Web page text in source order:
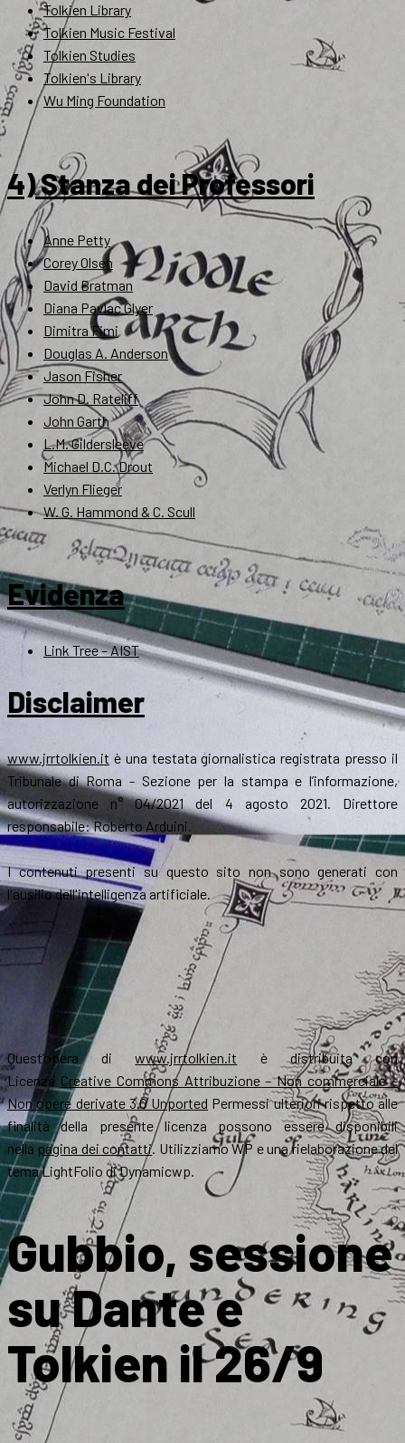
Tolkien Library
Tolkien Music Festival
Tolkien Studies
Tolkien's Library
Wu Ming Foundation
4) Stanza dei Professori
Anne Petty
Corey Olsen
David Bratman
Diana Pavlac Glyer
Dimitra Fimi
Douglas A. Anderson
Jason Fisher
John D. Rateliff
John Garth
L.M. Gildersleeve
Michael D.C. Drout
Verlyn Flieger
W. G. Hammond & C. Scull
Evidenza
Link Tree – AIST
Disclaimer
www.jrrtolkien.it è una testata giornalistica registrata presso il
Tribunale di Roma - Sezione per la stampa e l’informazione,
autorizzazione n° 04/2021 del 4 agosto 2021. Direttore
responsabile: Roberto Arduini.
I contenuti presenti su questo sito non sono generati con
l'ausilio dell'intelligenza artificiale.
Quest’opera diwww.jrrtolkien.it è distribuita con
Licenza Creative Commons Attribuzione – Non commerciale –
Non opere derivate 3.0 Unported Permessi ulteriori rispetto alle
finalità della presente licenza possono essere disponibili
nellapagina dei contatti. Utilizziamo WP e una rielaborazione del
tema LightFolio di Dynamicwp.
Gubbio, sessione
su Dante e
Tolkien il 26/9